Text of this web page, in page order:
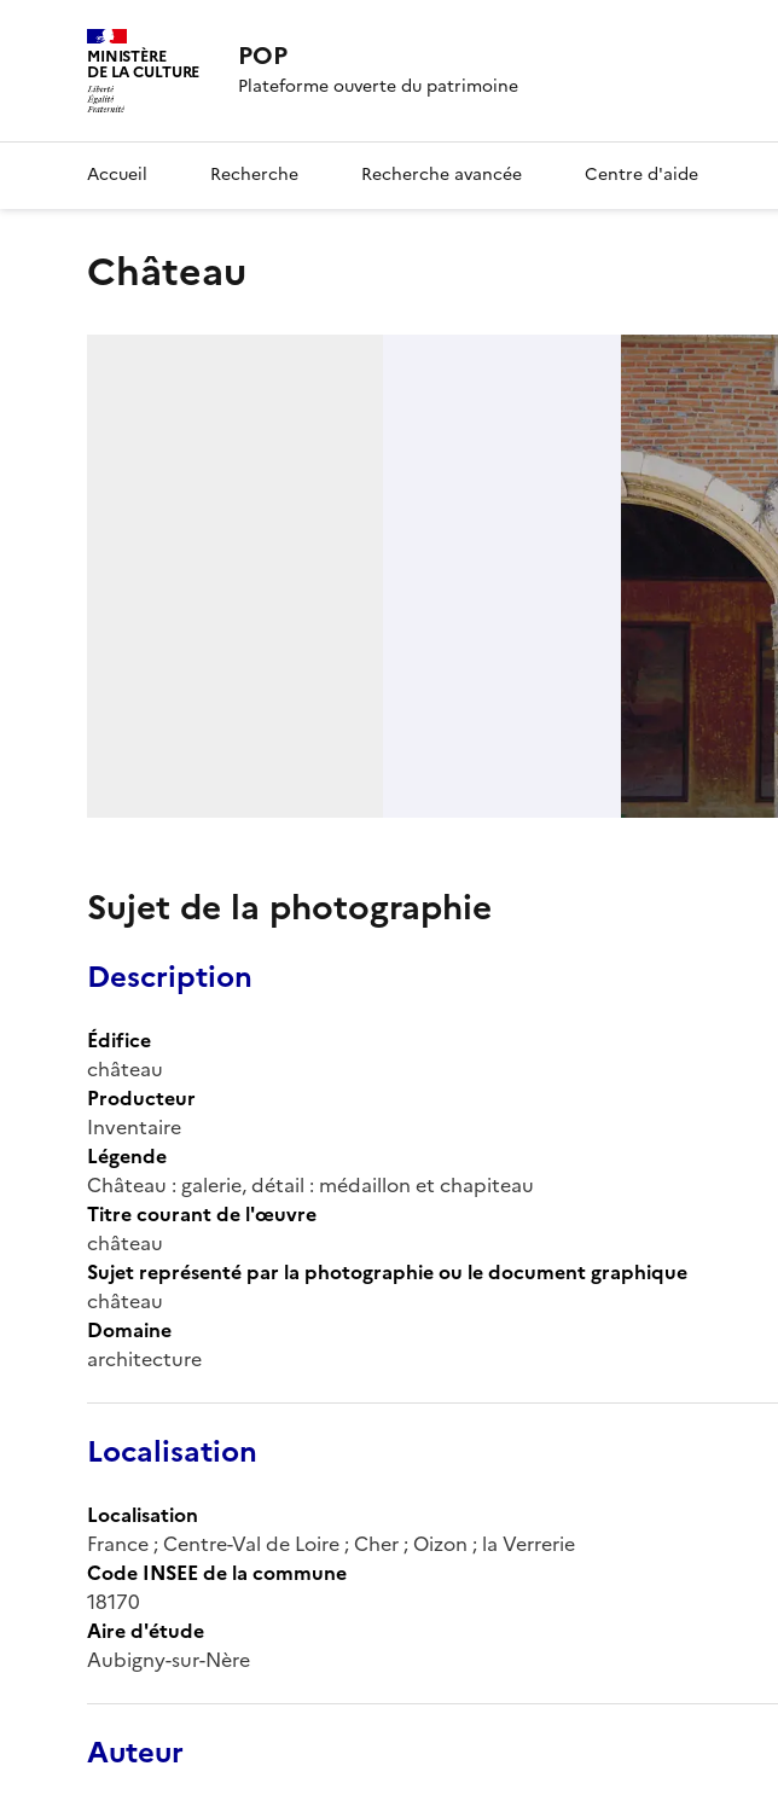
MINISTÈRE
DE LA CULTURE POP
Plateforme ouverte du patrimoine
Accueil Recherche Recherche avancée Centre d'aide
château
Sujet de la photographie
Description
Édifice
château
Producteur
Inventaire
Légende
Château : galerie, détail : médaillon et chapiteau
Titre courant de l'œuvre
château
Sujet représenté par la photographie ou le document graphique
château
Domaine
architecture
Localisation
Localisation
France ; Centre-Val de Loire ; Cher ; Oizon ; la Verrerie
Code INSEE de la commune
18170
Aire d'étude
Aubigny-sur-Nère
Auteur